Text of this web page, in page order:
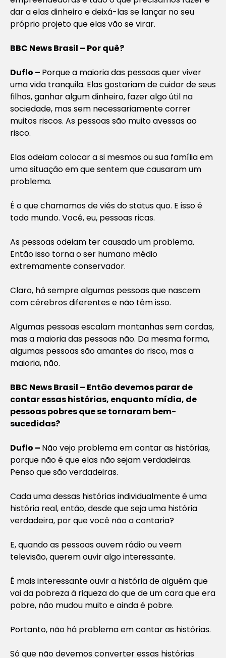
dar a elas dinheiro e deixá-las se lançar no seu
próprio projeto que elas vão se virar.
BBC News Brasil – Por quê?
Duflo – Porque a maioria das pessoas quer viver
uma vida tranquila. Elas gostariam de cuidar de seus
filhos, ganhar algum dinheiro, fazer algo útil na
sociedade, mas sem necessariamente correr
muitos riscos. As pessoas são muito avessas ao
risco.
Elas odeiam colocar a si mesmos ou sua família em
uma situação em que sentem que causaram um
problema.
É o que chamamos de viés do status quo. E isso é
todo mundo. Você, eu, pessoas ricas.
As pessoas odeiam ter causado um problema.
Então isso torna o ser humano médio
extremamente conservador.
Claro, há sempre algumas pessoas que nascem
com cérebros diferentes e não têm isso.
Algumas pessoas escalam montanhas sem cordas,
mas a maioria das pessoas não. Da mesma forma,
algumas pessoas são amantes do risco, mas a
maioria, não.
BBC News Brasil – Então devemos parar de
contar essas histórias, enquanto mídia, de
pessoas pobres que se tornaram bem-
sucedidas?
Duflo – Não vejo problema em contar as histórias,
porque não é que elas não sejam verdadeiras.
Penso que são verdadeiras.
Cada uma dessas histórias individualmente é uma
história real, então, desde que seja uma história
verdadeira, por que você não a contaria?
E, quando as pessoas ouvem rádio ou veem
televisão, querem ouvir algo interessante.
É mais interessante ouvir a história de alguém que
vai da pobreza à riqueza do que de um cara que era
pobre, não mudou muito e ainda é pobre.
Portanto, não há problema em contar as histórias.
Só que não devemos converter essas histórias